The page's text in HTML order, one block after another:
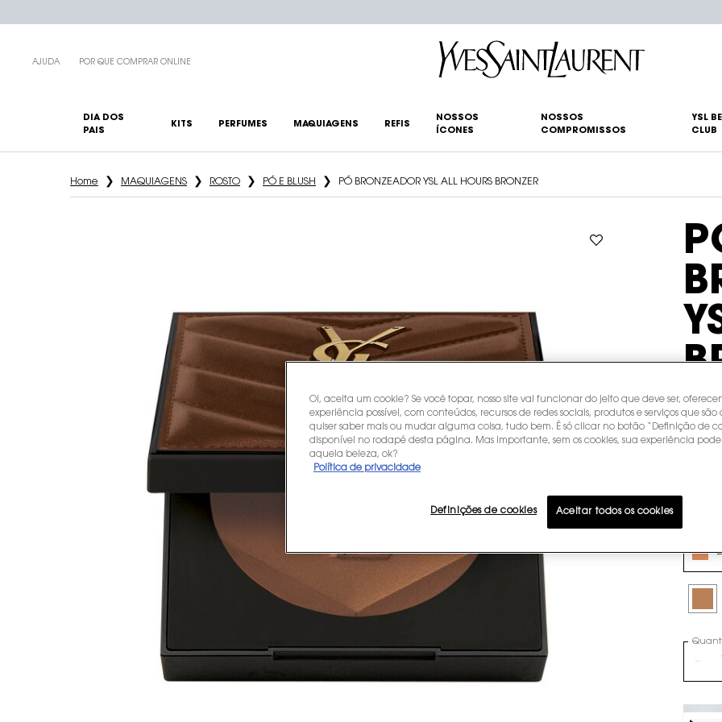
AJUDA POR QUE COMPRAR ONLINE
DIA DOS
PAIS
KITS PERFUMES MAQUIAGENS REFIS
NOSSOS
ÍCONES
NOSSOS
COMPROMISSOS
YSL
CLUB
Home MAQUIAGENS ROSTO PÓ E BLUSH PÓ BRONZEADOR YSL ALL HOURS BRONZER
R$
ou 10 x
ALL
com
−
Oi, aceita um cookie? Se você topar, nosso site vai funcionar do jeito que deve ser,
experiência possível, com conteúdos, recursos de redes sociais, produtos e serviços que são
quiser saber mais ou mudar alguma coisa, tudo bem. É só clicar no botão “Definição de
disponível no rodapé desta página. Mas importante, sem os cookies, sua experiência pode
aquela beleza, ok?
Política de privacidade
Definições de cookies Aceitar todos os cookies